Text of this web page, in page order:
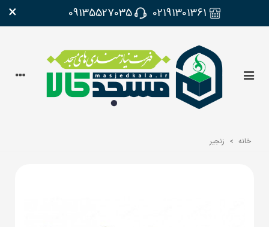
02191301361
09135527035
×
خانه > زنجیر